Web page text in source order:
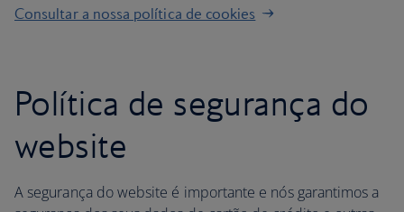
Consultar a nossa política de cookies
Política de segurança do
website
A segurança do website é importante e nós garantimos a